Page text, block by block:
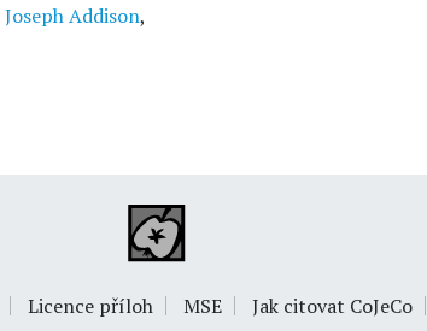
Joseph Addison,
Licence příloh MSE Jak citovat CoJeCo